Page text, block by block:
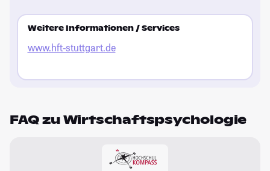
Weitere Informationen / Services
www.hft-stuttgart.de
FAQ zu Wirtschaftspsychologie